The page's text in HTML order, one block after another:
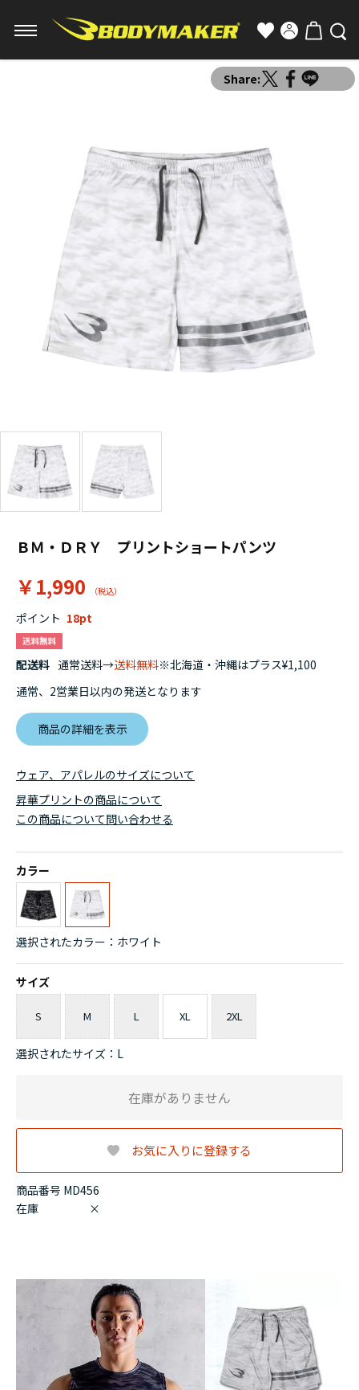
Share:
ＢＭ・ＤＲＹ プリントショートパンツ
￥1,990
商品番号 MD456
ポイント 18
在庫 ×
配送料 通常送料→送料無料※北海道・沖縄はプラス¥1,100
通常、2営業日以内の発送となります
商品の詳細を表示
ウェア、アパレルのサイズについて
昇華プリントの商品について
カラー
選択されたカラー：ホワイト
サイズ
S M L XL 2XL
選択されたサイズ：L
お気に入りに登録する
在庫がありません
この商品について問い合わせる